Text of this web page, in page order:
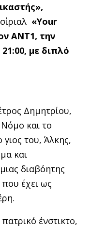
«Your
ΑΝΤ1, την
με διπλό
Δημητρίου,
και το
του, Άλκης,
και
διαβόητης
έχει ως
ένστικτο,